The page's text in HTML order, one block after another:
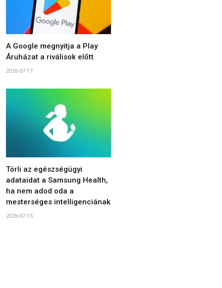
A Google megnyitja a Play
Áruházat a riválisok előtt
2026-07-17
Törli az egészségügyi
adataidat a Samsung Health,
ha nem adod oda a
mesterséges intelligenciának
2026-07-15